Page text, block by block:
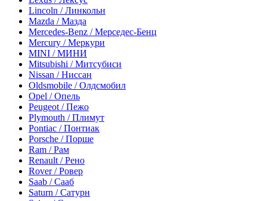
Lincoln / Линкольн
Mazda / Мазда
Mercedes-Benz / Мерседес-Бенц
Mercury / Меркури
MINI / МИНИ
Mitsubishi / Митсубиси
Nissan / Ниссан
Oldsmobile / Олдсмобил
Opel / Опель
Peugeot / Пежо
Plymouth / Плимут
Pontiac / Понтиак
Porsche / Порше
Ram / Рам
Renault / Рено
Rover / Ровер
Saab / Сааб
Saturn / Сатурн